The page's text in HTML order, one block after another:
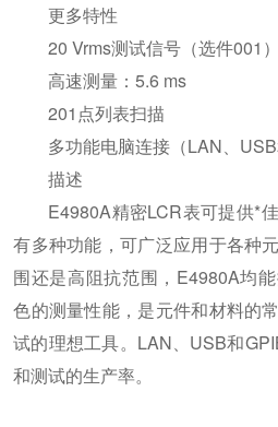
更多特性
20 Vrms测试信号（选件001）
高速测量：5.6 ms
201点列表扫描
多功能电脑连接（LAN、USB
描述
E4980A精密LCR表可提供*
有多种功能，可广泛应用于各种
围还是高阻抗范围，E4980A均
色的测量性能，是元件和材料的
试的理想工具。LAN、USB和
和测试的生产率。